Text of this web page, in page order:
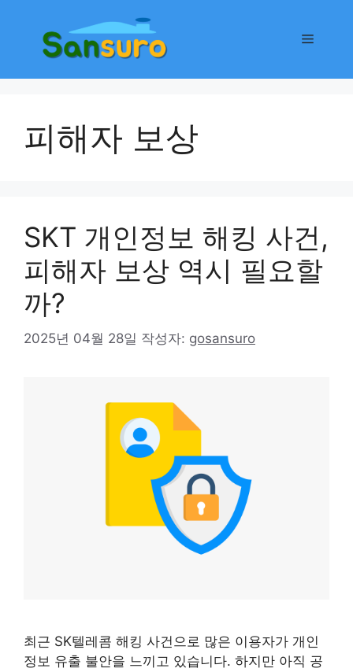
메
피해자 보상
SKT 개인정보 해킹 사건,
피해자 보상 역시 필요할
까?
2025년 04월 28일 작성자: gosansuro
최근 SK텔레콤 해킹 사건으로 많은 이용자가 개인
정보 유출 불안을 느끼고 있습니다. 하지만 아직 공